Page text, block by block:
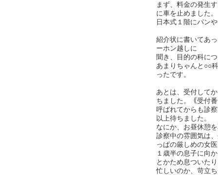
まず、料金の発生
に車を止めました。
日本式１階にパン
紹介状に書いてあ
ーホン越しに
聞き、目的の科に
あまりちゃんと○○
ったです。
あとは、受付して
ちました。｟受付
呼ばれてからも診
以上待ちました。
なにか、お昼休憩
診察中の雰囲気は
っぱの厳しめの女
１歳半の息子に向
とかため息ついた
忙しいのか、苛立